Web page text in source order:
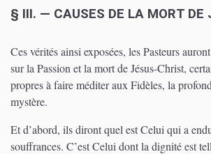
§ III. — CAUSES DE LA MORT DE
Ces vérités ainsi exposées, les Pasteurs
sur la Passion et la mort de Jésus-Christ,
propres à faire méditer aux Fidèles, la
mystère.
Et d’abord, ils diront quel est Celui qui a
souffrances. C’est Celui dont la dignité est